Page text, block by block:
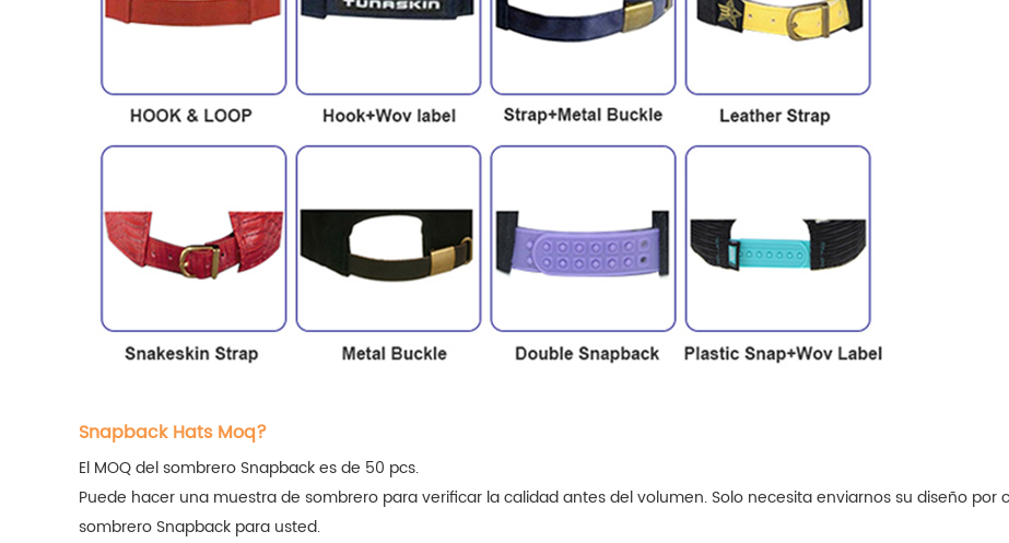
Snapback Hats Moq?
El MOQ del sombrero Snapback es de 50 pcs.
Puede hacer una muestra de sombrero para verificar la calidad antes del volumen. Solo necesita enviarnos su diseño
sombrero Snapback para usted.